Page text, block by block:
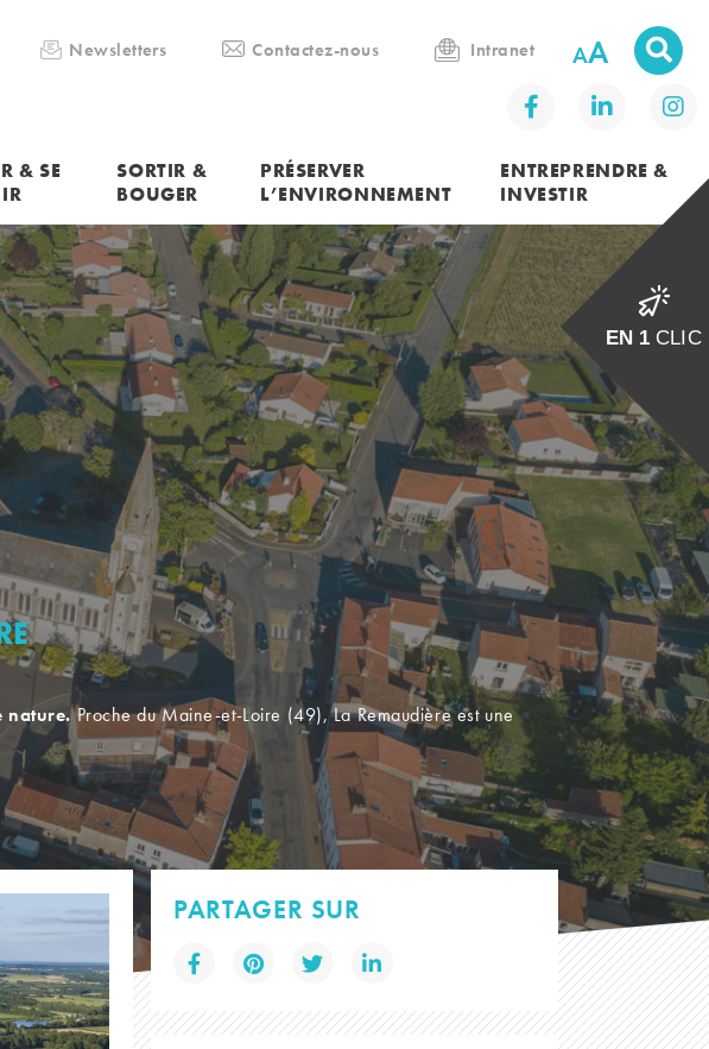
Newsletters Contactez-nous Intranet A
& SE
SORTIR &
BOUGER
PRÉSERVER
L’ENVIRONNEMENT
ENTREPRENDRE &
INVESTIR
nature.Proche du Maine-et-Loire (49), La Remaudière est une
PARTAGER SUR